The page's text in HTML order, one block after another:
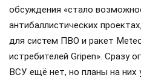
обсуждения «стало
антибаллистических
для систем ПВО и ракет
истребителей Gripen». Сразу
ВСУ ещё нет, но планы на них